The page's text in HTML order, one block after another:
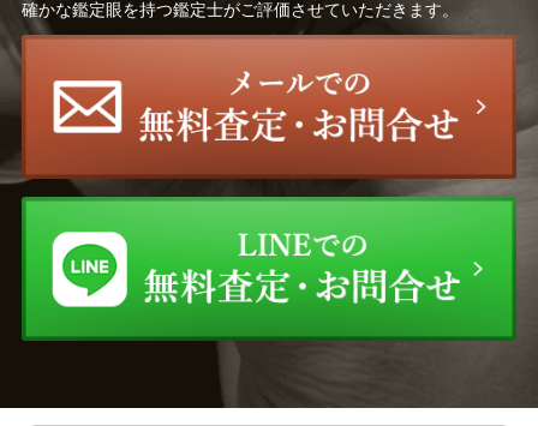
確かな鑑定眼を持つ鑑定士がご評価させていただきます。